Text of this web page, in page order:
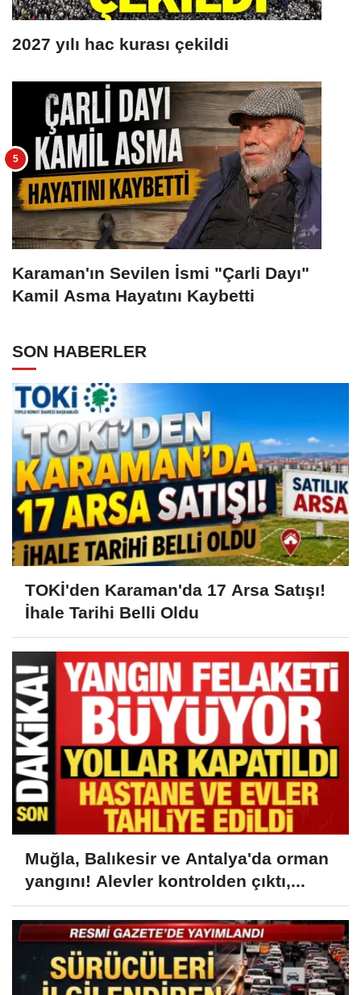
2027 yılı hac kurası çekildi
Karaman'ın Sevilen İsmi "Çarli Dayı"
Kamil Asma Hayatını Kaybetti
SON HABERLER
TOKİ'den Karaman'da 17 Arsa Satışı!
İhale Tarihi Belli Oldu
Muğla, Balıkesir ve Antalya'da orman
yangını! Alevler kontrolden çıktı,...